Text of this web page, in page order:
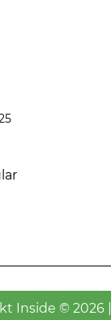
Inside © 2026 |